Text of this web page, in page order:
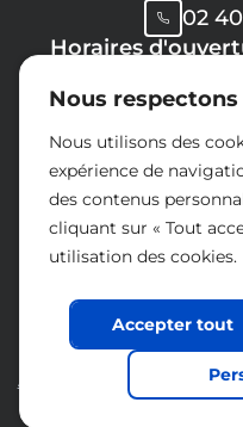
Nous
Nous utilisons des
expérience de
des contenus
cliquant sur « Tout
utilisation des cookies.
Accepter tout
02
Horaires
Lundi, Mercredi,
08h30 -
13h30 -
8h30 -
14h30 -
09h00 -
Charte
Nous
Acceo
Plan du site